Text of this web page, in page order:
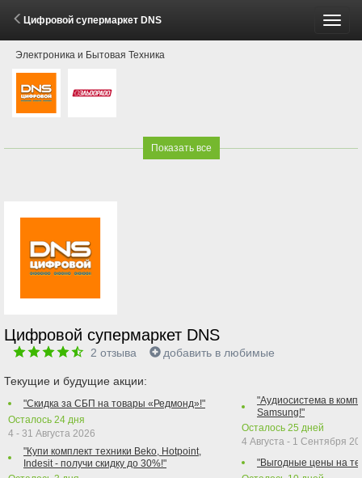
Цифровой супермаркет DNS
Электроника и Бытовая Техника
Показать все
Цифровой супермаркет DNS
2 отзыва добавить в любимые
Текущие и будущие акции:
"Скидка за СБП на товары «Редмонд»!"
Осталось 24 дня
4 - 31 Августа 2026
"Купи комплект техники Beko, Hotpoint,
Indesit - получи скидку до 30%!"
"Аудиосистема в
Samsung!"
Осталось 25 дней
4 Августа - 1 Сентября
"Выгодные цены на